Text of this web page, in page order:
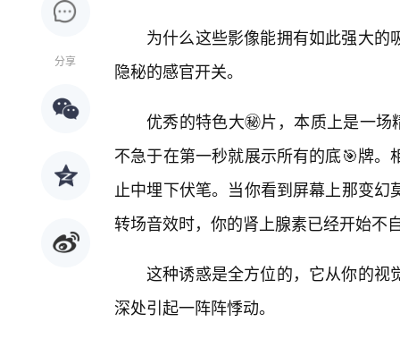
分享
为什么这些影像能拥有如此强大
隐秘的感官开关。
优秀的特色大㊙️片，本质上是一场
不急于在第一秒就展示所有的底🎯牌
止中埋下伏笔。当你看到屏幕上那变
转场音效时，你的肾上腺素已经开始不
这种诱惑是全方位的，它从你的视
深处引起一阵阵悸动。